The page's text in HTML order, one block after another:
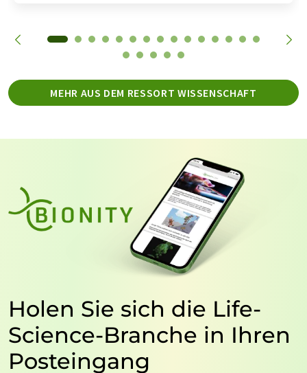
MEHR AUS DEM RESSORT WISSENSCHAFT
Holen Sie sich die Life-
Science-Branche in Ihren
Posteingang